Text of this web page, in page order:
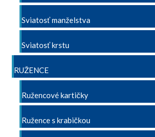
Sviatosť manželstva
Sviatosť krstu
RUŽENCE
Ružencové kartičky
Ružence s krabičkou